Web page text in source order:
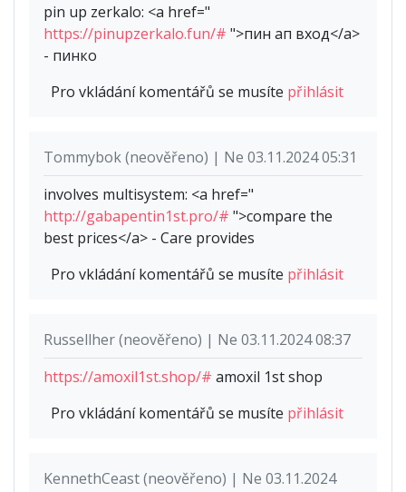
pin up zerkalo: <a href="
https://pinupzerkalo.fun/# ">пин ап вход</a>
- пинко
Pro vkládání komentářů se musíte přihlásit
Tommybok (neověřeno) | Ne 03.11.2024 05:31
involves multisystem: <a href="
http://gabapentin1st.pro/# ">compare the
best prices</a> - Care provides
Pro vkládání komentářů se musíte přihlásit
Russellher (neověřeno) | Ne 03.11.2024 08:37
https://amoxil1st.shop/# amoxil 1st shop
Pro vkládání komentářů se musíte přihlásit
KennethCeast (neověřeno) | Ne 03.11.2024